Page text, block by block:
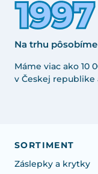
Na trhu pôsobíme
Máme viac ako 10
v Českej republike
SORTIMENT
Záslepky a krytky